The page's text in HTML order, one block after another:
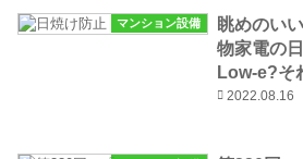
マンション設備
眺めのい
物家電の
Low-e?そ
2022.08.16